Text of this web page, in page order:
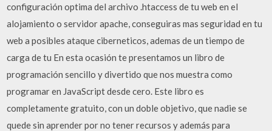
configuración optima del archivo .htaccess de tu web en el
alojamiento o servidor apache, conseguiras mas seguridad en tu
web a posibles ataque ciberneticos, ademas de un tiempo de
carga de tu En esta ocasión te presentamos un libro de
programación sencillo y divertido que nos muestra como
programar en JavaScript desde cero. Este libro es
completamente gratuito, con un doble objetivo, que nadie se
quede sin aprender por no tener recursos y además para